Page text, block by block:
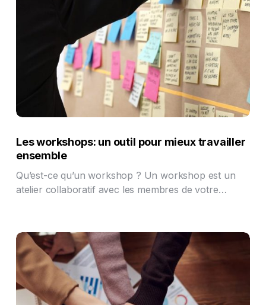
Les workshops: un outil pour mieux travailler
ensemble
Qu’est-ce qu’un workshop ? Un workshop est un
atelier collaboratif avec les membres de votre…